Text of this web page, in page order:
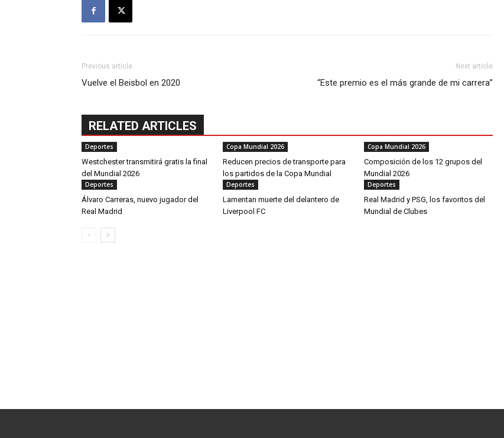
Previous article
Vuelve el Beisbol en 2020
Next article
“Este premio es el más grande de mi carrera”
RELATED ARTICLES
Deportes
Westchester transmitirá gratis la final
del Mundial 2026
Copa Mundial 2026
Reducen precios de transporte para
los partidos de la Copa Mundial
Copa Mundial 2026
Composición de los 12 grupos del
Mundial 2026
Deportes
Álvaro Carreras, nuevo jugador del
Real Madrid
Deportes
Lamentan muerte del delantero de
Liverpool FC
Deportes
Real Madrid y PSG, los favoritos del
Mundial de Clubes